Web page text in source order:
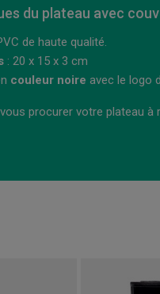
du plateau avec
de haute qualité.
: 20 x 15 x 3 cm
couleur noire avec le logo
procurer votre plateau